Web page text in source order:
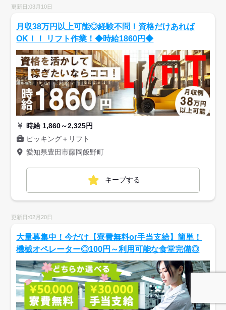
更新日:03月10日
月収38万円以上可能◎経験不問！資格だけあれば
OK！！ リフト作業！◆時給1860円◆
時給 1,860～2,325円
ピッキング＋リフト
愛知県豊田市藤岡飯野町
キープする
更新日:02月20日
大量募集中！今だけ【寮費無料or手当支給】簡単！
機械オペレーター◎100円～利用可能な食堂完備◎